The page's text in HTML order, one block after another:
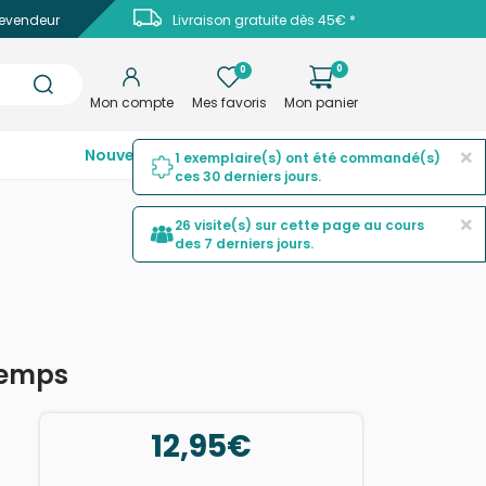
Livraison gratuite dès 45€ *
Mon compte
0
Mes favoris
0
Mon panier
Nouveautés Top ventesPromotions
12,95€
×
1 exemplaire(s) ont été commandé(s)
ces 30 derniers jours.
×
26 visite(s) sur cette page au cours
des 7 derniers jours.